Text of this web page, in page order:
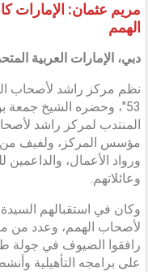
مريم عثمان: الإمارات
الهمم
دبي، الإمارات العربية
نظم مركز راشد لأصحاب
53″، وحضره الشيخ
المنتدب لمركز راشد
مؤسس المركز، ولفيف من
ورواد الأعمال، والداعمين
وعائلاتهم.
وكان في استقبالهم
لأصحاب الهمم، وعدد من
رافقوا الضيوف في جولة
على برامجه التأهيلية